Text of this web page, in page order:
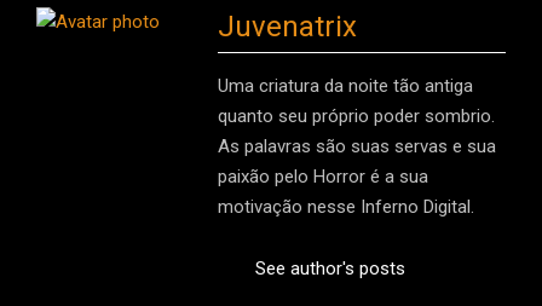
Juvenatrix
Uma criatura da noite tão antiga
quanto seu próprio poder sombrio.
As palavras são suas servas e sua
paixão pelo Horror é a sua
motivação nesse Inferno Digital.
See author's posts